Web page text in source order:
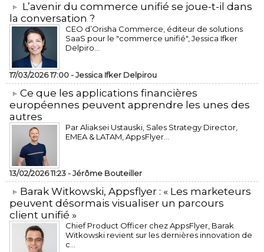
L’avenir du commerce unifié se joue-t-il dans
la conversation ?
CEO d’Orisha Commerce, éditeur de solutions
SaaS pour le "commerce unifié", Jessica Ifker
Delpiro...
17/03/2026 17:00 -Jessica Ifker Delpirou
​Ce que les applications financières
européennes peuvent apprendre les unes des
autres
Par Aliaksei Ustauski, Sales Strategy Director,
EMEA & LATAM, AppsFlyer...
13/02/2026 11:23 -Jérôme Bouteiller
​Barak Witkowski, Appsflyer : « Les marketeurs
peuvent désormais visualiser un parcours
client unifié »
Chief Product Officer chez AppsFlyer, ​Barak
Witkowski revient sur les dernières innovation de
c...